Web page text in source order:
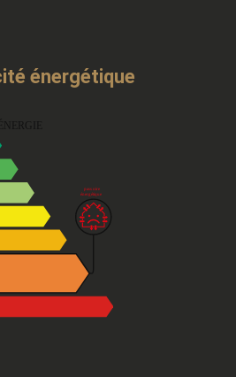
énergétique